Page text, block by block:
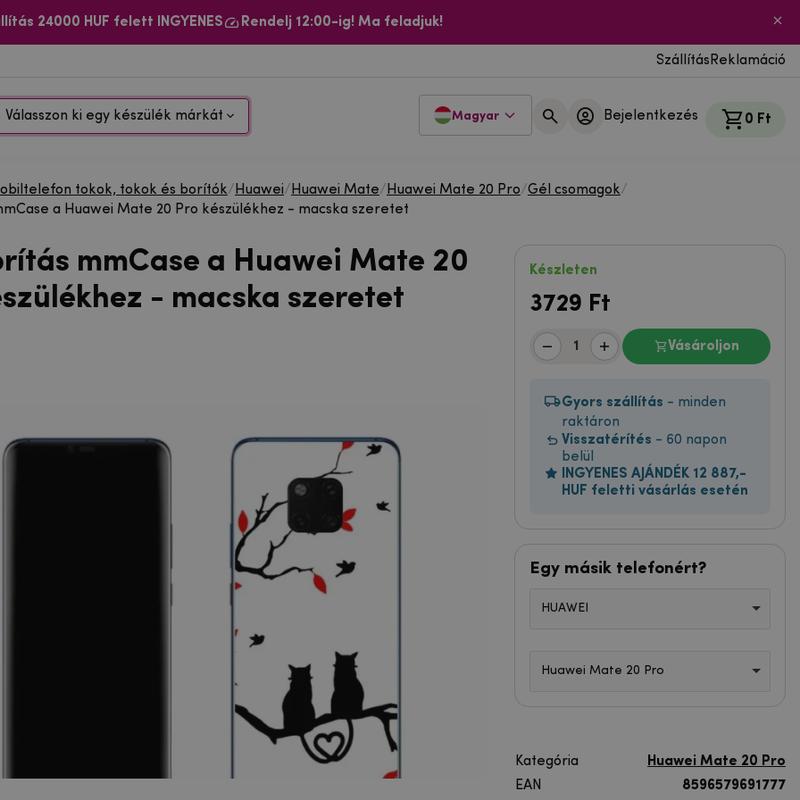
24000 HUF felett INGYENES Rendelj 12:00-ig! Ma feladjuk!
Szállítás Reklamáció
Válasszon ki egy készülék márkát Magyar Bejelentkezés 0 Ft
tokok, tokok és borítók/ Huawei/ Huawei Mate/ Huawei Mate 20 Pro/Gél csomagok/
a Huawei Mate 20 Pro készülékhez - macska szeretet
mmCase a Huawei Mate 20
- macska szeretet
Készleten
3729 Ft
Vásároljon
Gyors szállítás - minden
raktáron
Visszatérítés - 60 napon
belül
INGYENES AJÁNDÉK 12 887,-
HUF feletti vásárlás esetén
Egy másik telefonért?
HUAWEI
Huawei Mate 20 Pro
Kategória
Huawei Mate 20 Pro
EAN
8596579691777